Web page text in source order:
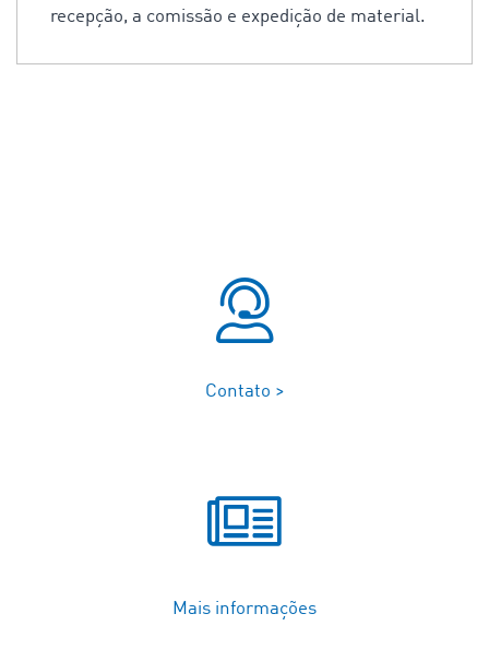
recepção, a comissão e expedição de material.
Contato >
Mais informações